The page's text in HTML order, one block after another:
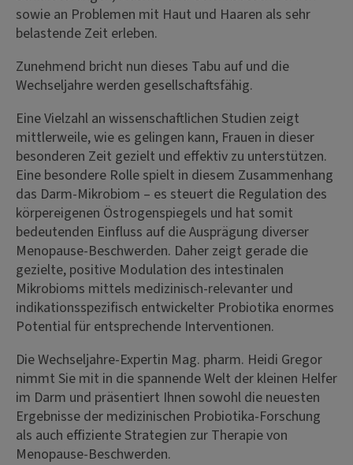
sowie an Problemen mit Haut und Haaren als sehr
belastende Zeit erleben.
Zunehmend bricht nun dieses Tabu auf und die
Wechseljahre werden gesellschaftsfähig.
Eine Vielzahl an wissenschaftlichen Studien zeigt
mittlerweile, wie es gelingen kann, Frauen in dieser
besonderen Zeit gezielt und effektiv zu unterstützen.
Eine besondere Rolle spielt in diesem Zusammenhang
das Darm-Mikrobiom – es steuert die Regulation des
körpereigenen Östrogenspiegels und hat somit
bedeutenden Einfluss auf die Ausprägung diverser
Menopause-Beschwerden. Daher zeigt gerade die
gezielte, positive Modulation des intestinalen
Mikrobioms mittels medizinisch-relevanter und
indikationsspezifisch entwickelter Probiotika enormes
Potential für entsprechende Interventionen.
Die Wechseljahre-Expertin Mag. pharm. Heidi Gregor
nimmt Sie mit in die spannende Welt der kleinen Helfer
im Darm und präsentiert Ihnen sowohl die neuesten
Ergebnisse der medizinischen Probiotika-Forschung
als auch effiziente Strategien zur Therapie von
Menopause-Beschwerden.